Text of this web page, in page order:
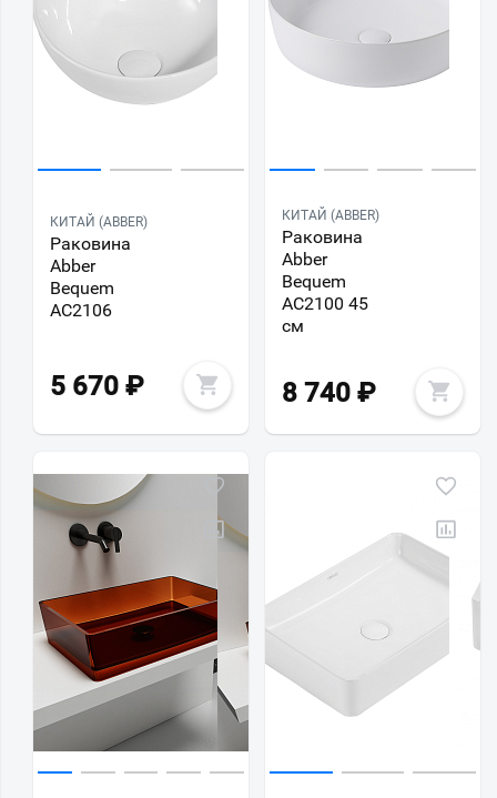
КИТАЙ (ABBER)
Раковина
Abber
Bequem
AC2106
5 670 ₽
КИТАЙ (ABBER)
Раковина
Abber
Bequem
AC2100 45
см
8 740 ₽